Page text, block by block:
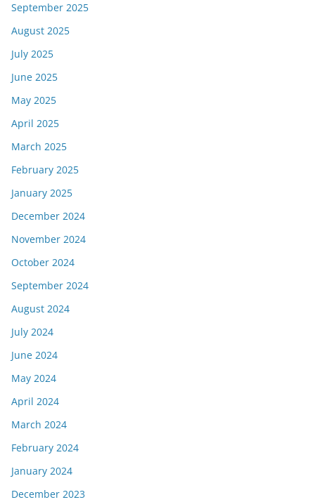
September 2025
August 2025
July 2025
June 2025
May 2025
April 2025
March 2025
February 2025
January 2025
December 2024
November 2024
October 2024
September 2024
August 2024
July 2024
June 2024
May 2024
April 2024
March 2024
February 2024
January 2024
December 2023